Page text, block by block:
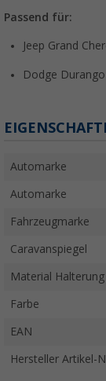
Passend für:
Jeep Grand
Dodge
Automarke
Automarke
Fahrzeugmarke
Caravanspiegel
Material Halterung
Farbe
EAN
Hersteller Artikel-